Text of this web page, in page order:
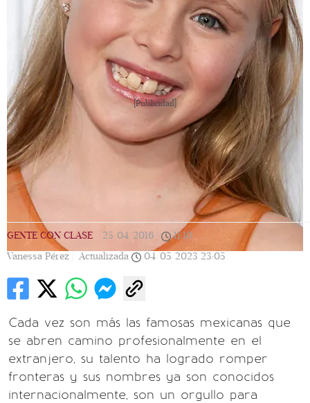
[Publicidad]
GENTE CON CLASE 25/04/2016 11:10
Vanessa Pérez |
Actualizada 04/05/2023 23:05
Cada vez son más las famosas mexicanas que
se abren camino profesionalmente en el
extranjero, su talento ha logrado romper
fronteras y sus nombres ya son conocidos
internacionalmente, son un orgullo para